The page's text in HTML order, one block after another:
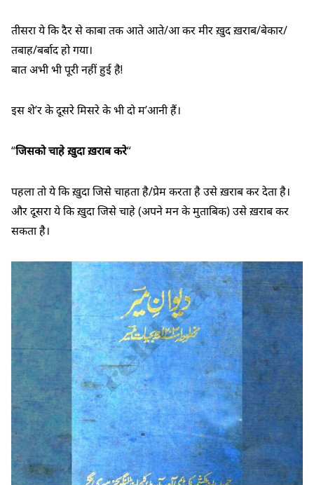
तीसरा ये कि दैर से काबा तक आते आते/आ कर मीर ख़ुद ख़राब/बेकार/
तबाह/बर्बाद हो गया।
बात अभी भी पूरी नहीं हुई है!
इस शे’र के दूसरे मिसरे के भी दो म’आनी हैं।
“जिसको चाहे ख़ुदा ख़राब करे“
पहला तो ये कि ख़ुदा जिसे चाहता है/प्रेम करता है उसे ख़राब कर देता है।
और दूसरा ये कि ख़ुदा जिसे चाहे (अपने मन के मुताबिक) उसे ख़राब कर
सकता है।